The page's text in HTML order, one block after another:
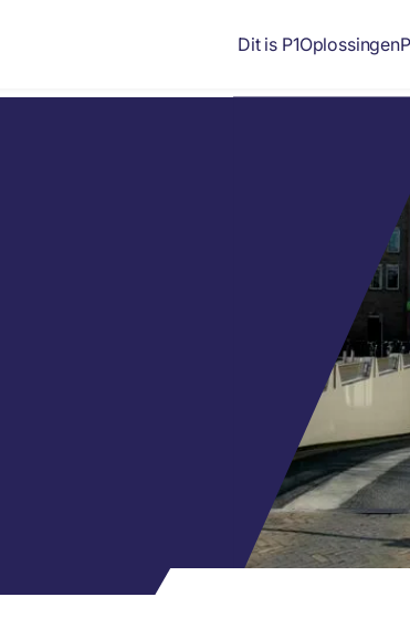
Dit is P1Oplossingen